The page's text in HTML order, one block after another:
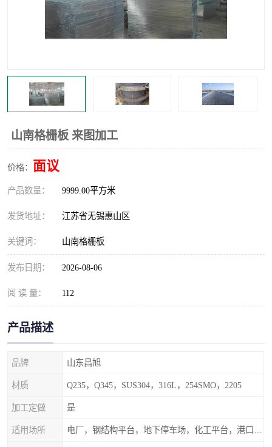
山南格栅板 来图加工
价格： 面议
产品数量： 9999.00平方米
发货地址： 江苏省无锡惠山区
关键词： 山南格栅板
发布日期： 2026-08-06
阅 读 量： 112
产品描述
品牌 山东昌旭
材质 Q235，Q345，SUS304，316L，254SMO，2205
加工定做 是
适用场所
钢格栅踏步板 插接钢格板